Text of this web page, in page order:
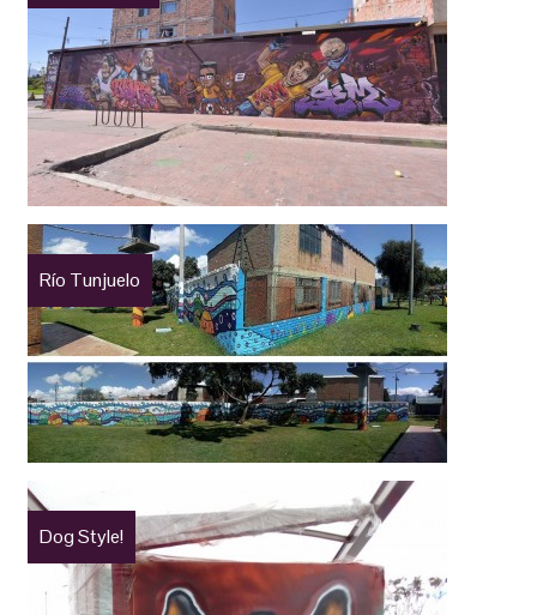
Río Tunjuelo
Dog Style!